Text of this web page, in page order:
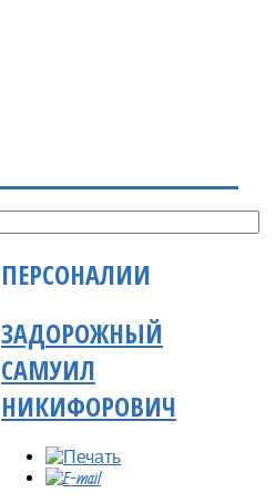
ПЕРСОНАЛИИ
ЗАДОРОЖНЫЙ
САМУИЛ
НИКИФОРОВИЧ